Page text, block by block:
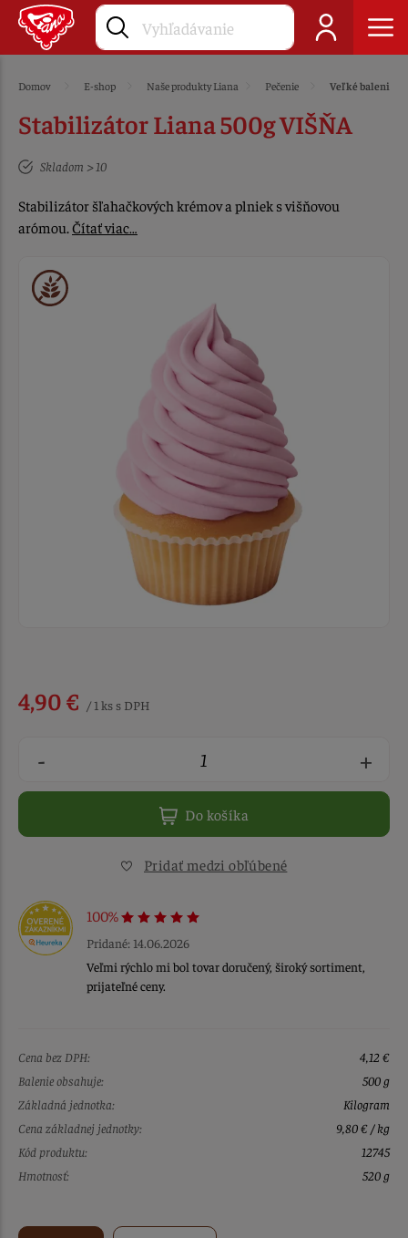
Domov E-shop Naše produkty Liana Pečenie Veľké balenie
Stabilizátor Liana 500g VIŠŇA
Skladom > 10
Stabilizátor šľahačkových krémov a plniek s višňovou
arómou.Čítať viac…
4,90 € / 1 ks s DPH
- +
Do košíka
Pridať medzi obľúbené
100%
Pridané: 14.06.2026
Veľmi rýchlo mi bol tovar doručený, široký sortiment,
prijateľné ceny.
Cena bez DPH:
4,12 €
Balenie obsahuje:
500 g
Základná jednotka:
Kilogram
Cena základnej jednotky:
9,80 € / kg
Kód produktu:
12745
Hmotnosť:
520 g